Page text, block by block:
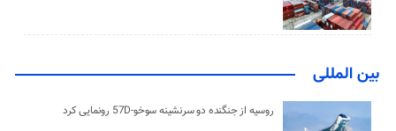
بین المللی
روسیه از جنگنده دو سرنشینه سوخو-57D رونمایی کرد